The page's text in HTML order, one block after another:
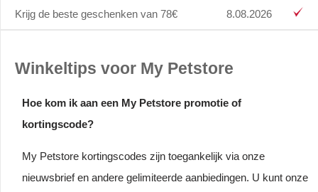
Krijg de beste geschenken van 78€ 8.08.2026
Winkeltips voor My Petstore
Hoe kom ik aan een My Petstore promotie of
kortingscode?
My Petstore kortingscodes zijn toegankelijk via onze
nieuwsbrief en andere gelimiteerde aanbiedingen. U kunt onze